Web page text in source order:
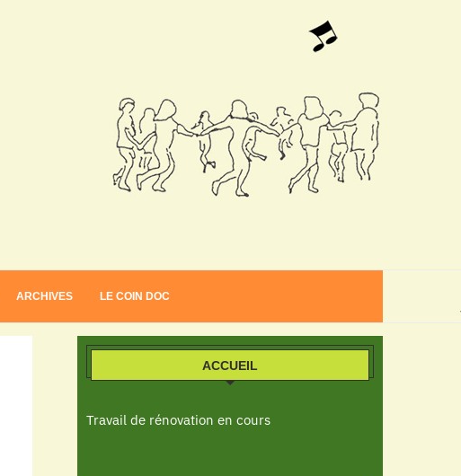
ARCHIVES LE COIN DOC
ACCUEIL
Travail de rénovation en cours